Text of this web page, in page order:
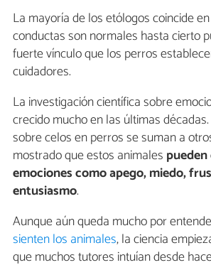
La mayoría de los etólogos coincide
conductas son normales hasta cierto
fuerte vínculo que los perros
cuidadores.
La investigación científica sobre
crecido mucho en las últimas
sobre celos en perros se suman a
mostrado que estos animales
emociones como apego, miedo,
entusiasmo.
Aunque aún queda mucho por
sienten los animales, la ciencia
que muchos tutores intuían desde